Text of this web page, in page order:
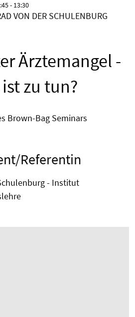
- 13:30
VON DER SCHULENBURG
Ärztemangel -
zu tun?
Brown-Bag Seminars
Referentin
- Institut